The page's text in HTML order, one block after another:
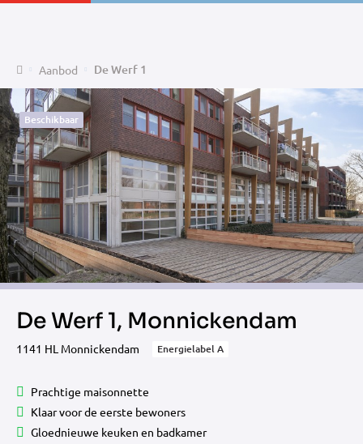
HomeAanbod De Werf 1
Beschikbaar
De Werf 1, Monnickendam
1141 HL Monnickendam Energielabel A
Prachtige maisonnette
Klaar voor de eerste bewoners
Gloednieuwe keuken en badkamer